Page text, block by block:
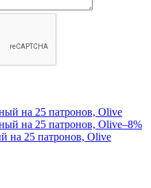
–8%
на 25 патронов, Olive